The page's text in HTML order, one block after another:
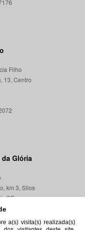
a(s) visita(s) realizada(s)
Filho
13, Centro
da Glória
km 3, Silos
SE